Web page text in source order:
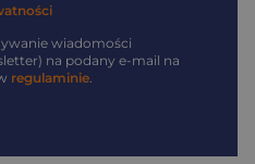
wiadomości
na podany e-mail na
regulaminie.